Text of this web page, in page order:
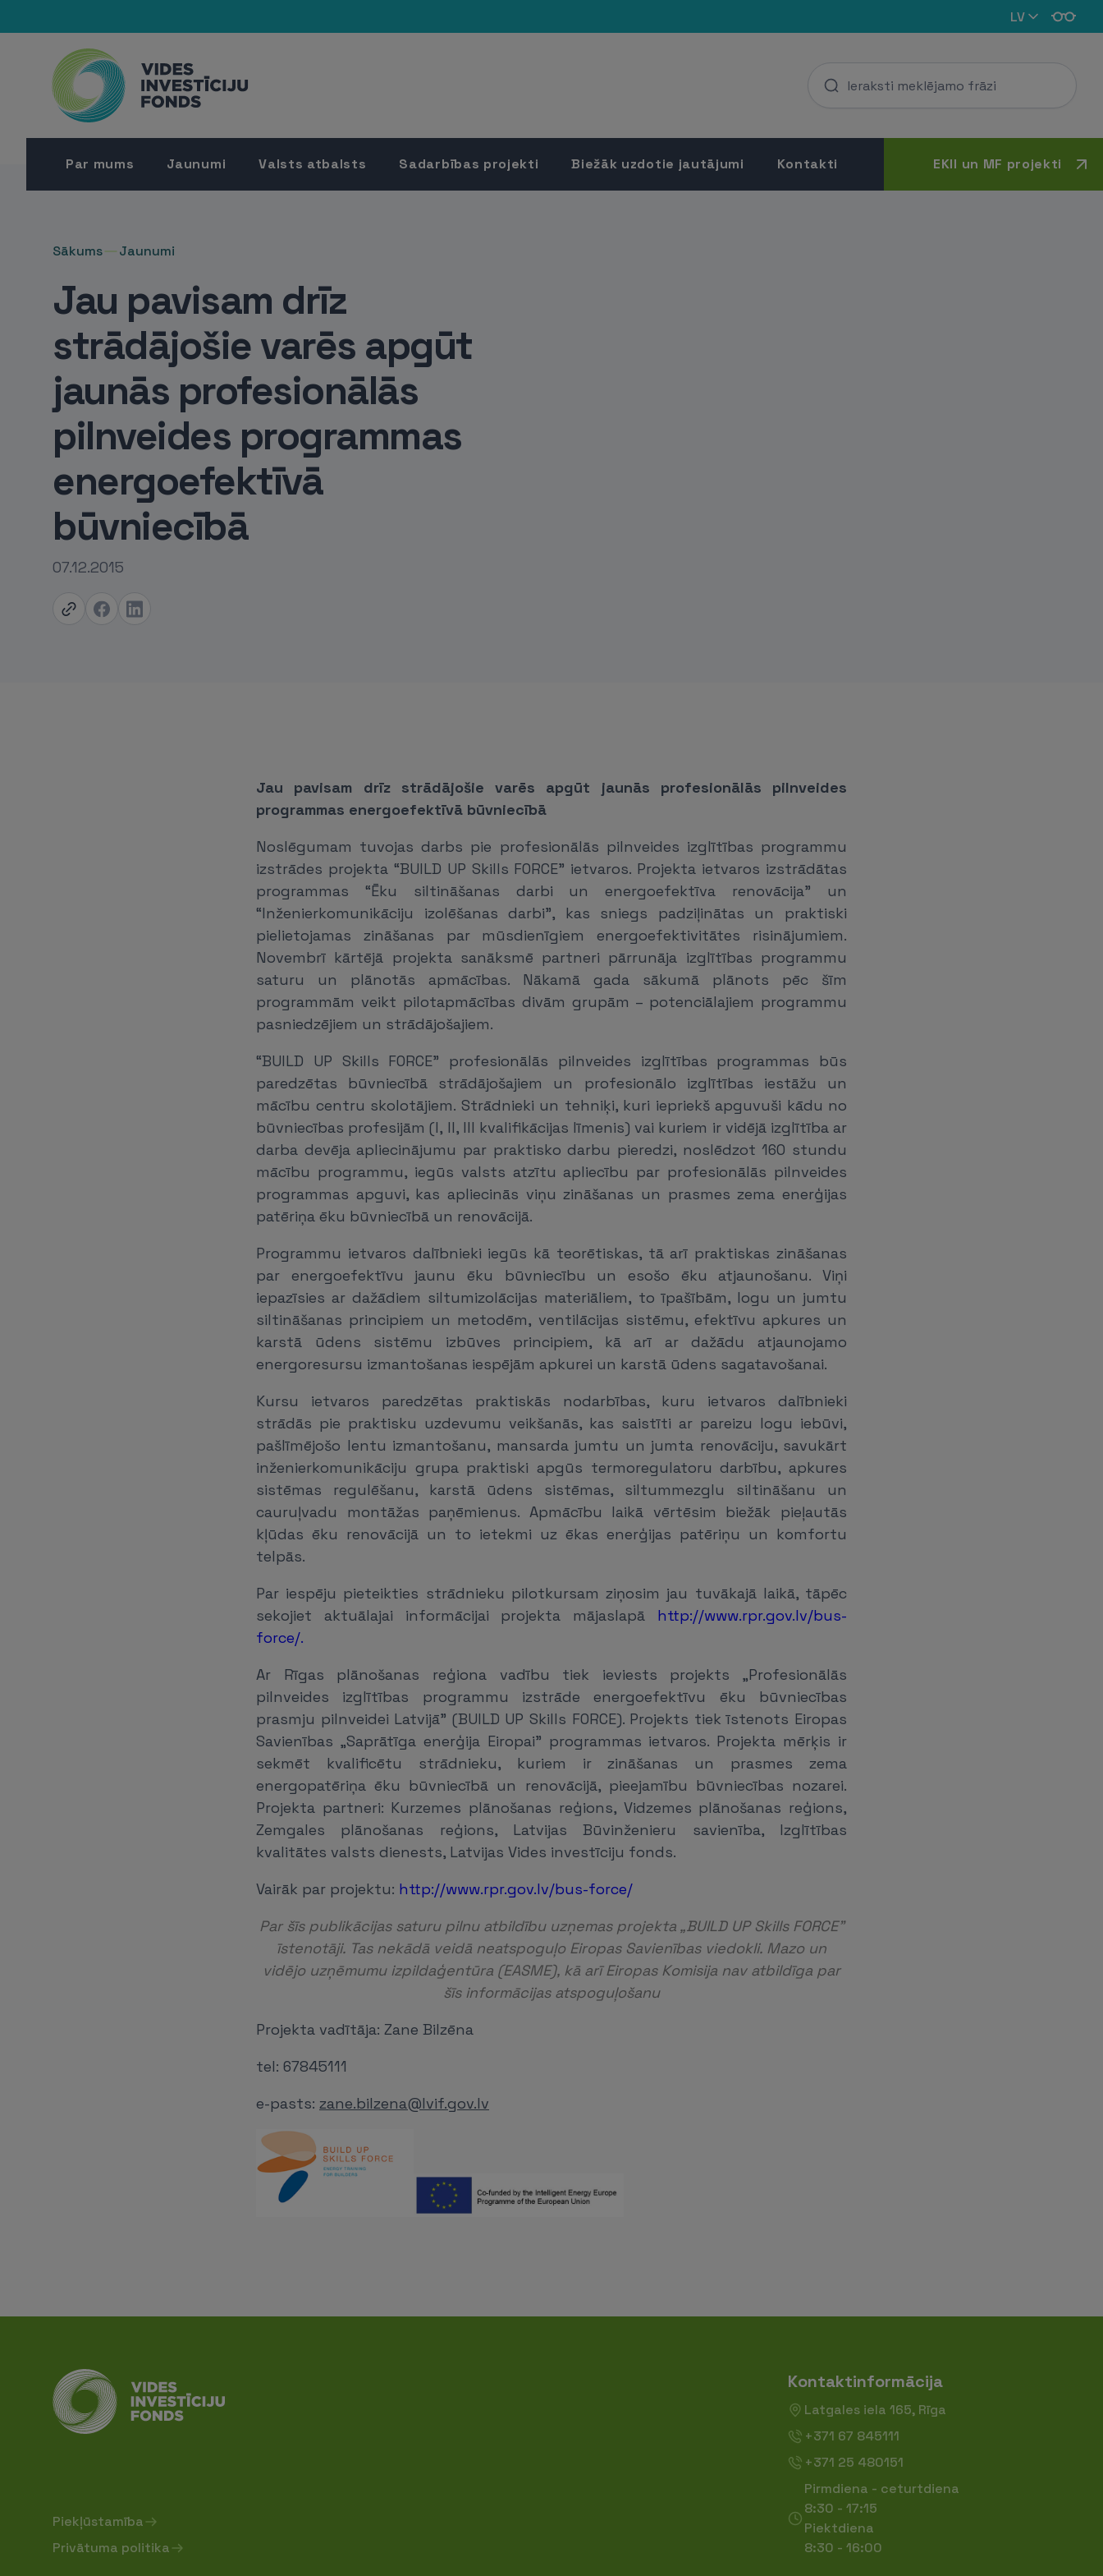
LV
Par mums Jaunumi Valsts atbalsts Sadarbības projekti Biežāk uzdotie jautājumi Kontakti EKII un MF projekti
Sākums Jaunumi
Jau pavisam drīz
strādājošie varēs apgūt
jaunās profesionālās
pilnveides programmas
energoefektīvā
būvniecībā
07.12.2015
Jau pavisam drīz strādājošie varēs apgūt jaunās profesionālās pilnveides
programmas energoefektīvā būvniecībā
Noslēgumam tuvojas darbs pie profesionālās pilnveides izglītības programmu
izstrādes projekta “BUILD UP Skills FORCE” ietvaros. Projekta ietvaros izstrādātas
programmas “Ēku siltināšanas darbi un energoefektīva renovācija” un
“Inženierkomunikāciju izolēšanas darbi”, kas sniegs padziļinātas un praktiski
pielietojamas zināšanas par mūsdienīgiem energoefektivitātes risinājumiem.
Novembrī kārtējā projekta sanāksmē partneri pārrunāja izglītības programmu
saturu un plānotās apmācības. Nākamā gada sākumā plānots pēc šīm
programmām veikt pilotapmācības divām grupām – potenciālajiem programmu
pasniedzējiem un strādājošajiem.
“BUILD UP Skills FORCE” profesionālās pilnveides izglītības programmas būs
paredzētas būvniecībā strādājošajiem un profesionālo izglītības iestāžu un
mācību centru skolotājiem. Strādnieki un tehniķi, kuri iepriekš apguvuši kādu no
būvniecības profesijām (I, II, III kvalifikācijas līmenis) vai kuriem ir vidējā izglītība ar
darba devēja apliecinājumu par praktisko darbu pieredzi, noslēdzot 160 stundu
mācību programmu, iegūs valsts atzītu apliecību par profesionālās pilnveides
programmas apguvi, kas apliecinās viņu zināšanas un prasmes zema enerģijas
patēriņa ēku būvniecībā un renovācijā.
Programmu ietvaros dalībnieki iegūs kā teorētiskas, tā arī praktiskas zināšanas
par energoefektīvu jaunu ēku būvniecību un esošo ēku atjaunošanu. Viņi
iepazīsies ar dažādiem siltumizolācijas materiāliem, to īpašībām, logu un jumtu
siltināšanas principiem un metodēm, ventilācijas sistēmu, efektīvu apkures un
karstā ūdens sistēmu izbūves principiem, kā arī ar dažādu atjaunojamo
energoresursu izmantošanas iespējām apkurei un karstā ūdens sagatavošanai.
Kursu ietvaros paredzētas praktiskās nodarbības, kuru ietvaros dalībnieki
strādās pie praktisku uzdevumu veikšanās, kas saistīti ar pareizu logu iebūvi,
pašlīmējošo lentu izmantošanu, mansarda jumtu un jumta renovāciju, savukārt
inženierkomunikāciju grupa praktiski apgūs termoregulatoru darbību, apkures
sistēmas regulēšanu, karstā ūdens sistēmas, siltummezglu siltināšanu un
cauruļvadu montāžas paņēmienus. Apmācību laikā vērtēsim biežāk pieļautās
kļūdas ēku renovācijā un to ietekmi uz ēkas enerģijas patēriņu un komfortu
telpās.
Par iespēju pieteikties strādnieku pilotkursam ziņosim jau tuvākajā laikā, tāpēc
sekojiet aktuālajai informācijai projekta mājaslapā http://www.rpr.gov.lv/bus-
force/.
Ar Rīgas plānošanas reģiona vadību tiek ieviests projekts „Profesionālās
pilnveides izglītības programmu izstrāde energoefektīvu ēku būvniecības
prasmju pilnveidei Latvijā” (BUILD UP Skills FORCE). Projekts tiek īstenots Eiropas
Savienības „Saprātīga enerģija Eiropai” programmas ietvaros. Projekta mērķis ir
sekmēt kvalificētu strādnieku, kuriem ir zināšanas un prasmes zema
energopatēriņa ēku būvniecībā un renovācijā, pieejamību būvniecības nozarei.
Projekta partneri: Kurzemes plānošanas reģions, Vidzemes plānošanas reģions,
Zemgales plānošanas reģions, Latvijas Būvinženieru savienība, Izglītības
kvalitātes valsts dienests, Latvijas Vides investīciju fonds.
Vairāk par projektu: http://www.rpr.gov.lv/bus-force/
Par šīs publikācijas saturu pilnu atbildību uzņemas projekta „BUILD UP Skills FORCE”
īstenotāji. Tas nekādā veidā neatspoguļo Eiropas Savienības viedokli. Mazo un
vidējo uzņēmumu izpildaģentūra (EASME), kā arī Eiropas Komisija nav atbildīga par
šīs informācijas atspoguļošanu
Projekta vadītāja: Zane Bilzēna
tel: 67845111
e-pasts: zane.bilzena@lvif.gov.lv
Piekļūstamība
Privātuma politika
Kontaktinformācija
Latgales iela 165, Rīga
+371 67 845111
+371 25 480151
Pirmdiena - ceturtdiena
8:30 - 17:15
Piektdiena
8:30 - 16:00